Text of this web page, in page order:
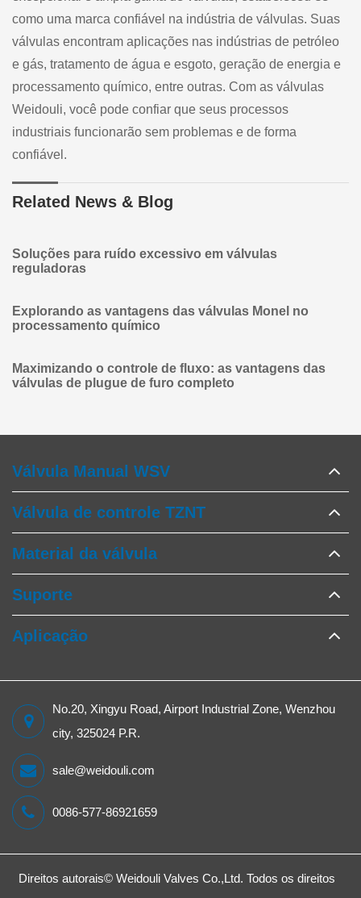
como uma marca confiável na indústria de válvulas. Suas
válvulas encontram aplicações nas indústrias de petróleo
e gás, tratamento de água e esgoto, geração de energia e
processamento químico, entre outras. Com as válvulas
Weidouli, você pode confiar que seus processos
industriais funcionarão sem problemas e de forma
confiável.
Related News & Blog
Soluções para ruído excessivo em válvulas
reguladoras
Explorando as vantagens das válvulas Monel no
processamento químico
Maximizando o controle de fluxo: as vantagens das
válvulas de plugue de furo completo
Válvula Manual WSV
Válvula de controle TZNT
Material da válvula
Suporte
Aplicação
No.20, Xingyu Road, Airport Industrial Zone, Wenzhou
city, 325024 P.R.
sale@weidouli.com
0086-577-86921659
Direitos autorais©Weidouli Valves Co.,Ltd. Todos os direitos